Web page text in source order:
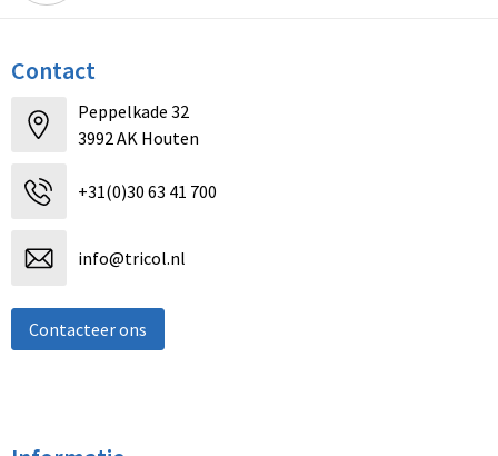
Contact
Peppelkade 32
3992 AK Houten
+31(0)30 63 41 700
info@tricol.nl
Contacteer ons